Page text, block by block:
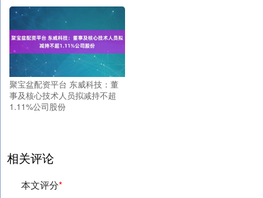
聚宝盆配资平台 东威科技：董
事及核心技术人员拟减持不超
1.11%公司股份
相关评论
本文评分*